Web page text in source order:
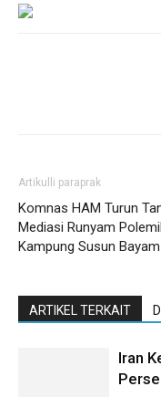
Artikulli paraprak
Komnas HAM Turun
Mediasi Runyam
Kampung Susun Bayam
ARTIKEL TERKAIT
Iran